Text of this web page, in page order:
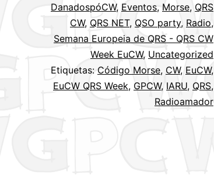
DanadospóCW, Eventos, Morse, QRS
CW, QRS NET, QSO party, Radio,
Semana Europeia de QRS - QRS CW
Week EuCW, Uncategorized
Etiquetas: Código Morse, CW, EuCW,
EuCW QRS Week, GPCW, IARU, QRS,
Radioamador